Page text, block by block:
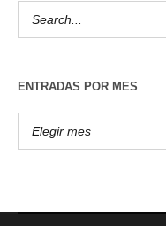
ENTRADAS POR MES